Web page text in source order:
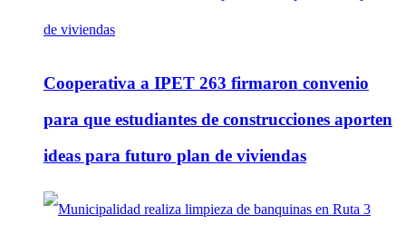
Cooperativa a IPET 263 firmaron convenio
para que estudiantes de construcciones aporten
ideas para futuro plan de viviendas